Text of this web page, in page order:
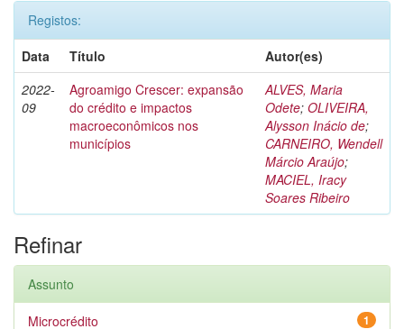
Registos:
Data
Título
Autor(es)
2022-
09
Agroamigo Crescer: expansão
do crédito e impactos
macroeconômicos nos
municípios
ALVES, Maria
Odete; OLIVEIRA,
Alysson Inácio de;
CARNEIRO, Wendell
Márcio Araújo;
MACIEL, Iracy
Soares Ribeiro
Refinar
Assunto
1
Microcrédito